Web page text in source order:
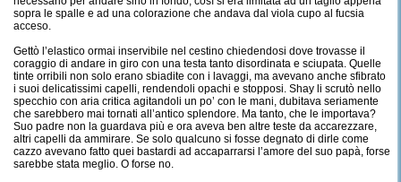
sopra le spalle e ad una colorazione che andava dal viola cupo al fucsia
acceso.
Gettò l’elastico ormai inservibile nel cestino chiedendosi dove trovasse il
coraggio di andare in giro con una testa tanto disordinata e sciupata. Quelle
tinte orribili non solo erano sbiadite con i lavaggi, ma avevano anche sfibrato
i suoi delicatissimi capelli, rendendoli opachi e stopposi. Shay li scrutò nello
specchio con aria critica agitandoli un po’ con le mani, dubitava seriamente
che sarebbero mai tornati all’antico splendore. Ma tanto, che le importava?
Suo padre non la guardava più e ora aveva ben altre teste da accarezzare,
altri capelli da ammirare. Se solo qualcuno si fosse degnato di dirle come
cazzo avevano fatto quei bastardi ad accaparrarsi l’amore del suo papà, forse
sarebbe stata meglio. O forse no.